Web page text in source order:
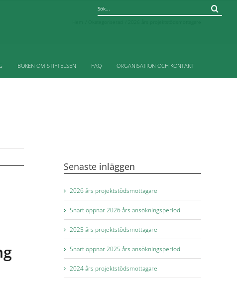
Sök
efter:
BOKEN OM STIFTELSEN FAQ ORGANISATION OCH KONTAKT
Senaste inläggen
2026 års projektstödsmottagare
Snart öppnar 2026 års ansökningsperiod
2025 års projektstödsmottagare
Snart öppnar 2025 års ansökningsperiod
2024 års projektstödsmottagare